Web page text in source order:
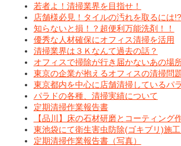
若者よ！清掃業界を目指せ！
店舗様必見！タイルの汚れを取るには!?
知らないと損！？超便利万能洗剤！！
優秀な人材確保にオフィス清掃を活用
清掃業界は３Ｋなんて過去の話？
オフィスで掃除が行き届かないあの場
東京の企業が抱えるオフィスの清掃問
東京都内を中心に店舗清掃しているパ
パラドの各種、清掃実績について
定期清掃作業報告書
【品川】床の石材研磨とコーティング
東池袋にて衛生害虫防除(ゴキブリ)施工
定期清掃作業報告書（写真）